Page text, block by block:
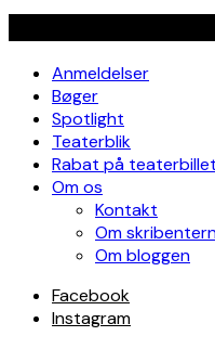
Anmeldelser
Bøger
Spotlight
Teaterblik
Rabat på
Om os
Kontakt
Om
Om bloggen
Facebook
Instagram